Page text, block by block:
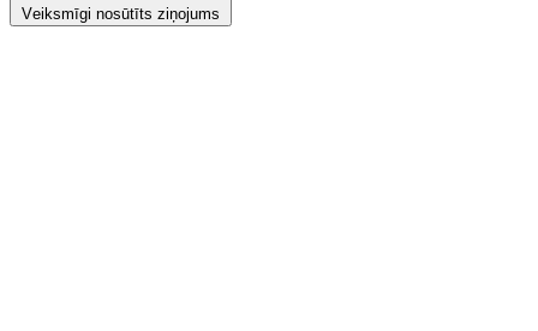
Veiksmīgi nosūtīts ziņojums